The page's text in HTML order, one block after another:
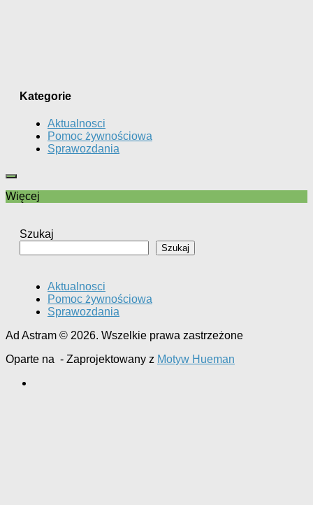
Kategorie
Aktualnosci
Pomoc żywnościowa
Sprawozdania
Więcej
Szukaj
Szukaj
Aktualnosci
Pomoc żywnościowa
Sprawozdania
Ad Astram © 2026. Wszelkie prawa zastrzeżone
Oparte na - Zaprojektowany z Motyw Hueman